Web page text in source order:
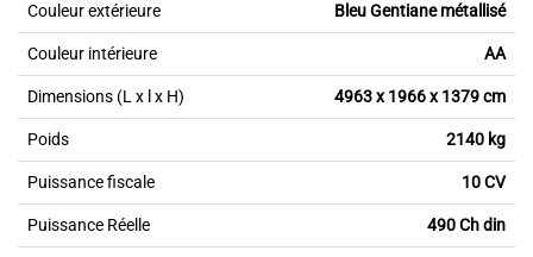
Couleur extérieure Bleu Gentiane métallisé
Couleur intérieure AA
Dimensions (L x l x H) 4963 x 1966 x 1379 cm
Poids 2140 kg
Puissance fiscale 10 CV
Puissance Réelle 490 Ch din